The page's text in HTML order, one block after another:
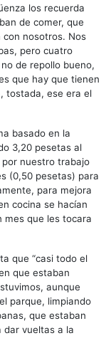
los recuerda
de comer, que
con nosotros. Nos
pero cuatro
de repollo bueno,
que hay que tienen
tostada, ese era el
basado en la
3,20 pesetas al
por nuestro trabajo
(0,50 pesetas) para
para mejora
cocina se hacían
mes que les tocara
que “casi todo el
que estaban
aunque
parque, limpiando
que estaban
dar vueltas a la